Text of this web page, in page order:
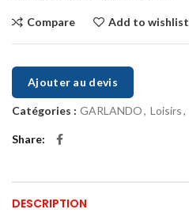
Compare Add to wishlist
Ajouter au devis
Catégories : GARLANDO, Loisirs,
Share
DESCRIPTION